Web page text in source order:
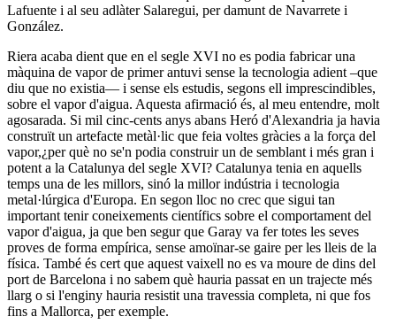
Lafuente i al seu adlàter Salaregui, per damunt de Navarrete i
González.
Riera acaba dient que en el segle XVI no es podia fabricar una
màquina de vapor de primer antuvi sense la tecnologia adient –que
diu que no existia― i sense els estudis, segons ell imprescindibles,
sobre el vapor d'aigua. Aquesta afirmació és, al meu entendre, molt
agosarada. Si mil cinc-cents anys abans Heró d'Alexandria ja havia
construït un artefacte metàl·lic que feia voltes gràcies a la força del
vapor,¿per què no se'n podia construir un de semblant i més gran i
potent a la Catalunya del segle XVI? Catalunya tenia en aquells
temps una de les millors, sinó la millor indústria i tecnologia
metal·lúrgica d'Europa. En segon lloc no crec que sigui tan
important tenir coneixements científics sobre el comportament del
vapor d'aigua, ja que ben segur que Garay va fer totes les seves
proves de forma empírica, sense amoïnar-se gaire per les lleis de la
física. També és cert que aquest vaixell no es va moure de dins del
port de Barcelona i no sabem què hauria passat en un trajecte més
llarg o si l'enginy hauria resistit una travessia completa, ni que fos
fins a Mallorca, per exemple.